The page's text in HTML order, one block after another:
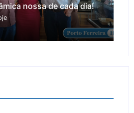
nossa de cada dia!